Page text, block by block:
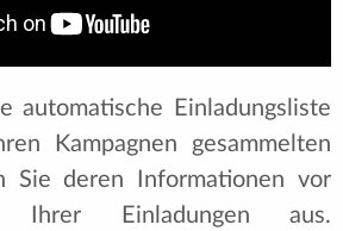
automatische Einladungsliste
Kampagnen gesammelten
Sie deren Informationen vor
Ihrer Einladungen aus.